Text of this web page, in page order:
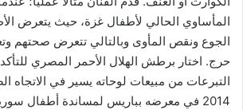
المأساوي الحالي لأطفال غزة، حيث يتعرض
الجوع ونقص المأوى وبالتالي تتعرض صحتهم
حرج. اختار برطش الهلال الأحمر المصري
التبرعات من مبيعات لوحاته يسير في الاتجاه
2014 في معرضه بباريس لمساندة أطفال